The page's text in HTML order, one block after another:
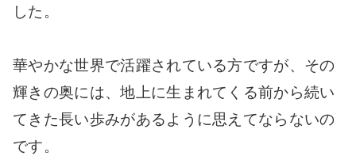
した。
華やかな世界で活躍されている方ですが、その
輝きの奥には、地上に生まれてくる前から続い
てきた長い歩みがあるように思えてならないの
です。